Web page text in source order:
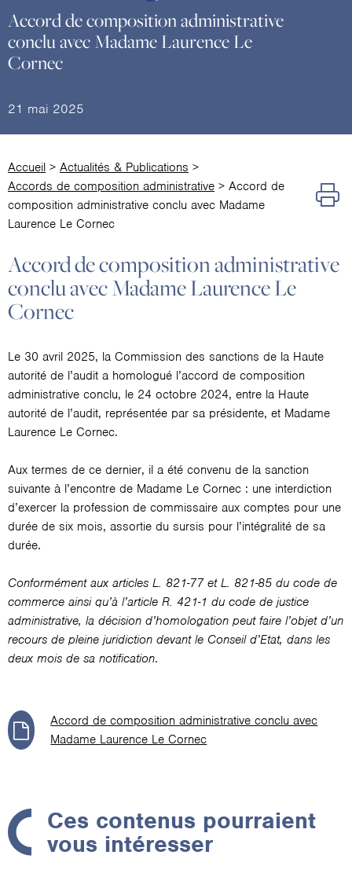
Accord de composition administrative
conclu avec Madame Laurence Le
Cornec
21 mai 2025
Accueil > Actualités & Publications >
Accords de composition administrative > Accord de
composition administrative conclu avec Madame
Laurence Le Cornec
Accord de composition administrative
conclu avec Madame Laurence Le
Cornec
Le 30 avril 2025, la Commission des sanctions de la Haute
autorité de l’audit a homologué l’accord de composition
administrative conclu, le 24 octobre 2024, entre la Haute
autorité de l’audit, représentée par sa présidente, et Madame
Laurence Le Cornec.
Aux termes de ce dernier, il a été convenu de la sanction
suivante à l’encontre de Madame Le Cornec : une interdiction
d’exercer la profession de commissaire aux comptes pour une
durée de six mois, assortie du sursis pour l’intégralité de sa
durée.
Conformément aux articles L. 821-77 et L. 821-85 du code de
commerce ainsi qu’à l’article R. 421-1 du code de justice
administrative, la décision d’homologation peut faire l’objet d’un
recours de pleine juridiction devant le Conseil d’Etat, dans les
deux mois de sa notification.
Accord de composition administrative conclu avec
Madame Laurence Le Cornec
Ces contenus pourraient
vous intéresser